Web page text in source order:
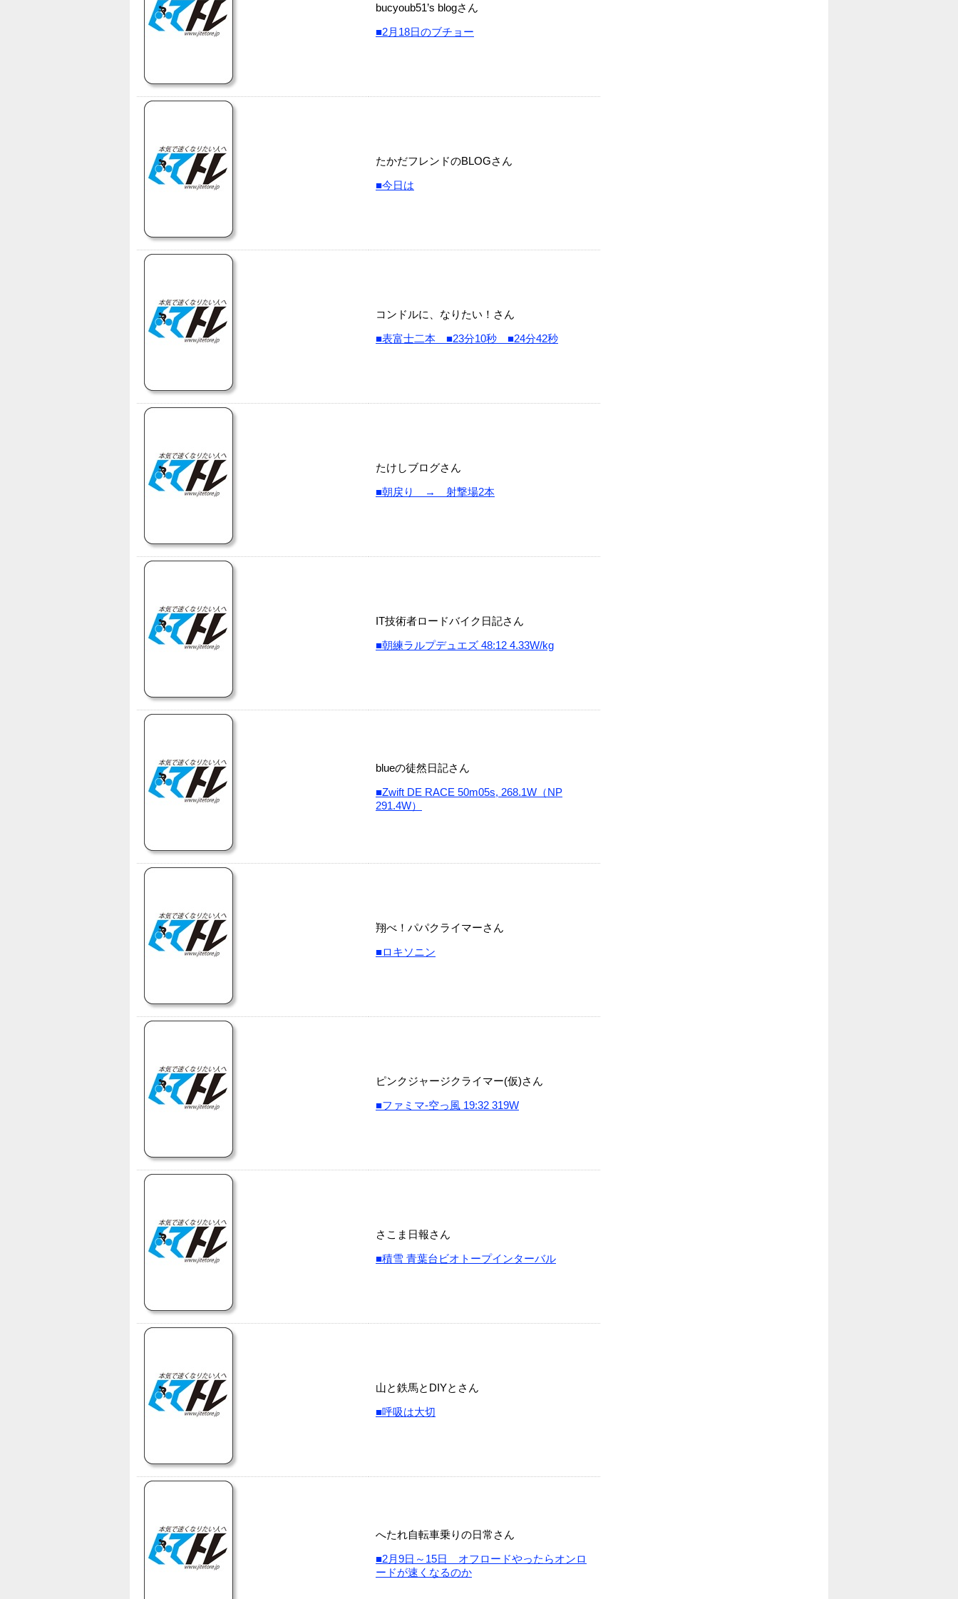
bucyoub51’s blogさん
■2月18日のブチョー
たかだフレンドのBLOGさん
■今日は
コンドルに、なりたい！さん
■表富士二本 ■23分10秒 ■24分42秒
たけしブログさん
■朝戻り → 射撃場2本
IT技術者ロードバイク日記さん
■朝練ラルプデュエズ 48:12 4.33W/kg
blueの徒然日記さん
■Zwift DE RACE 50m05s, 268.1W（NP
291.4W）
翔べ！パパクライマーさん
■ロキソニン
ピンクジャージクライマー(仮)さん
■ファミマ-空っ風 19:32 319W
さこま日報さん
■積雪 青葉台ビオトープインターバル
山と鉄馬とDIYとさん
■呼吸は大切
へたれ自転車乗りの日常さん
■2月9日～15日 オフロードやったらオンロ
ードが速くなるのか